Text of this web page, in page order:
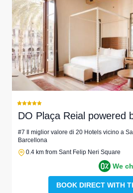
DO Plaça Reial powered
#7 Il miglior valore di 20 Hotels vicino a
Barcellona
0.4 km from Sant Felip Neri Square
We
BOOK DIRECT WITH